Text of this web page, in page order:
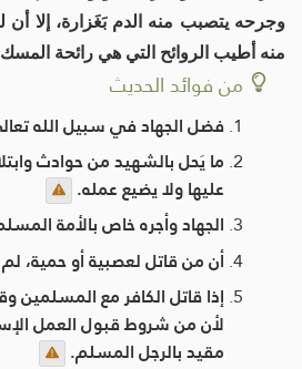
وجرحه يتصبب منه الدم بَغَزارة، إلا أن
منه أطيب الروائح التي هي رائحة
من فوائد الحديث
فضل الجهاد في سبيل الله
ما يَحل بالشهيد من حوادث
عليها ولا يضيع عمله.
الجهاد وأجره خاص بالأمة
أن من قاتل لعصبية أو حمية،
إذا قاتل الكافر مع المسلمين
لأن من شروط قبول العمل
مقيد بالرجل المسلم.